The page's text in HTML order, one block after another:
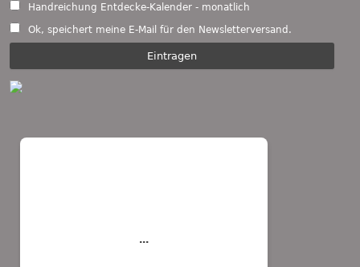
Handreichung Entdecke-Kalender - monatlich
Ok, speichert meine E-Mail für den Newsletterversand.